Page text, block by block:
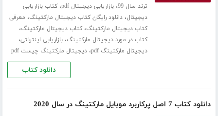
ترند سال 99 ،بازاریابی دیجیتال pdf ،کتاب بازاریابی
دیجیتال،دانلود رایگان کتاب دیجیتال مارکتینگ، معرفی
کتاب دیجیتال مارکتینگ،کتاب دیجیتال مارکتینگ،
کتاب در مورد دیجیتال مارکتینگ،بازاریابی اینترنتی،
دیجیتال مارکتینگ pdf ،دیجیتال مارکتینگ چیست pdf
دانلود کتاب
دانلود کتاب 7 اصل پرکاربرد موبایل مارکتینگ در سال 2020